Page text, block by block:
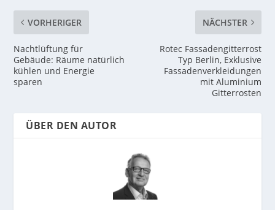
VORHERIGER
Nachtlüftung für
Gebäude: Räume natürlich
kühlen und Energie
sparen
NÄCHSTER
Rotec Fassadengitterrost
Typ Berlin, Exklusive
Fassadenverkleidungen
mit Aluminium
Gitterrosten
ÜBER DEN AUTOR